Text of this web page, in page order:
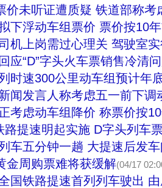
价未听证遭质疑 铁道部称考
下浮动车组票价 票价按10
机上岗需过心理关 驾驶室
应“D”字头火车票销售冷清
时速300公里动车组预计年
闻发言人称考虑五一前下调
考虑动车组降价 称票价按
路提速明起实施 D字头列车
车五分钟一趟 大提速后发
金周购票难将获缓解(04/17
国铁路提速首列列车驶出